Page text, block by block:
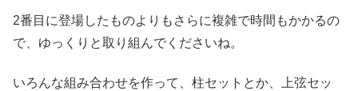
2番目に登場したものよりもさらに複雑で時間もかかるの
で、ゆっくりと取り組んでくださいね。
いろんな組み合わせを作って、柱セットとか、上弦セッ